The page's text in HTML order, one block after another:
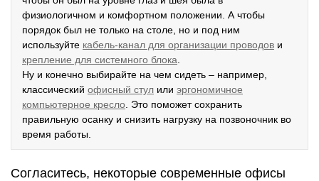
физиологичном и комфортном положении. А чтобы
порядок был не только на столе, но и под ним
используйте кабель-канал для организации проводов и
крепление для системного блока
Ну и конечно выбирайте на чем сидеть – например,
классический офисный стул или эргономичное
компьютерное кресло . Это поможет сохранить
правильную осанку и снизить нагрузку на позвоночник во
время работы.
Согласитесь, некоторые современные офисы